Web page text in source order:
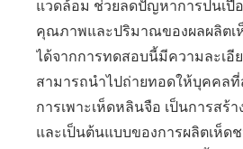
แวดล้อม ช่วยลดปัญหาการปนเปื้
คุณภาพและปริมาณของผลผลิตเ
ได้จากการทดสอบนี้มีความละเอี
สามารถนำไปถ่ายทอดให้บุคคลที่
การเพาะเห็ดหลินจือ เป็นการสร้
และเป็นต้นแบบของการผลิตเห็ด